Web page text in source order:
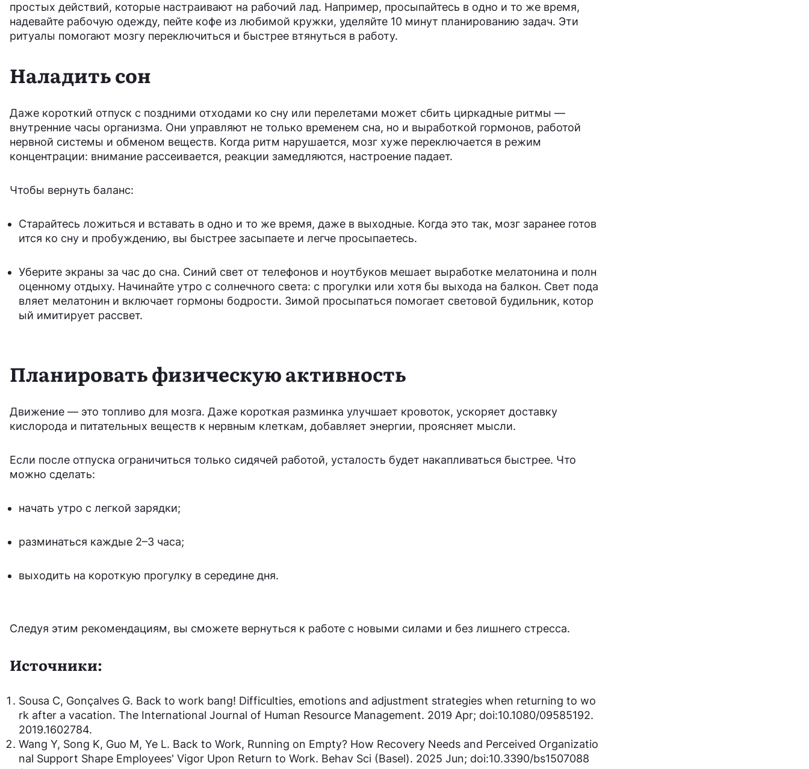
простых действий, которые настраивают на рабочий лад. Например, просыпайтесь в одно и то же время,
надевайте рабочую одежду, пейте кофе из любимой кружки, уделяйте 10 минут планированию задач. Эти
ритуалы помогают мозгу переключиться и быстрее втянуться в работу.
Наладить сон
Даже короткий отпуск с поздними отходами ко сну или перелетами может сбить циркадные ритмы —
внутренние часы организма. Они управляют не только временем сна, но и выработкой гормонов, работой
нервной системы и обменом веществ. Когда ритм нарушается, мозг хуже переключается в режим
концентрации: внимание рассеивается, реакции замедляются, настроение падает.
Чтобы вернуть баланс:
Старайтесь ложиться и вставать в одно и то же время, даже в выходные. Когда это так, мозг заранее готов
ится ко сну и пробуждению, вы быстрее засыпаете и легче просыпаетесь.
Уберите экраны за час до сна. Синий свет от телефонов и ноутбуков мешает выработке мелатонина и полн
оценному отдыху. Начинайте утро с солнечного света: с прогулки или хотя бы выхода на балкон. Свет пода
вляет мелатонин и включает гормоны бодрости. Зимой просыпаться помогает световой будильник, котор
ый имитирует рассвет.
Планировать физическую активность
Движение — это топливо для мозга. Даже короткая разминка улучшает кровоток, ускоряет доставку
кислорода и питательных веществ к нервным клеткам, добавляет энергии, проясняет мысли.
Если после отпуска ограничиться только сидячей работой, усталость будет накапливаться быстрее. Что
можно сделать:
начать утро с легкой зарядки;
разминаться каждые 2–3 часа;
выходить на короткую прогулку в середине дня.
Следуя этим рекомендациям, вы сможете вернуться к работе с новыми силами и без лишнего стресса.
Источники:
Sousa C, Gonçalves G. Back to work bang! Difficulties, emotions and adjustment strategies when returning to wo
rk after a vacation. The International Journal of Human Resource Management. 2019 Apr; doi:10.1080/09585192.
2019.1602784.
Wang Y, Song K, Guo M, Ye L. Back to Work, Running on Empty? How Recovery Needs and Perceived Organizatio
nal Support Shape Employees' Vigor Upon Return to Work. Behav Sci (Basel). 2025 Jun; doi:10.3390/bs1507088